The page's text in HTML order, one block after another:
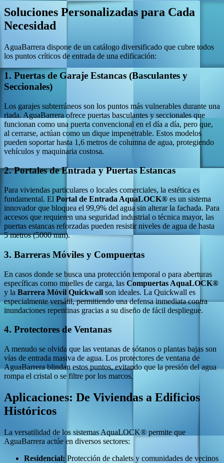
Soluciones Personalizadas para Cada
Necesidad
AguaBarrera dispone de un catálogo diversificado que cubre todos
los puntos críticos de entrada de una edificación:
1. Puertas de Garaje Estancas (Basculantes y
Seccionales)
Los garajes subterráneos son los puntos más vulnerables durante una
riada. AguaBarrera ofrece puertas basculantes y seccionales que
funcionan como una puerta convencional en el día a día, pero que,
al cerrarse, actúan como un dique impenetrable. Estos modelos
pueden soportar hasta 1,6 metros de columna de agua, protegiendo
vehículos y maquinaria costosa.
2. Portales de Entrada y Puertas Estancas
Para viviendas particulares o locales comerciales, la estética es
fundamental. El Portal de Entrada AquaLOCK® es un sistema
innovador que bloquea el 99,9% del agua sin alterar la fachada. Para
accesos que requieren una seguridad industrial o técnica mayor, las
puertas estancas reforzadas pueden resistir niveles de agua de hasta
5 metros (5000 mm).
3. Barreras Móviles y Compuertas
En casos donde se busca una protección temporal o para aberturas
específicas como muelles de carga, las Compuertas AquaLOCK®
y la Barrera Móvil Quickwall son ideales. La Quickwall es
especialmente versátil, permitiendo una defensa inmediata contra
inundaciones repentinas gracias a su diseño de fácil despliegue.
4. Protectores de Ventanas
A menudo se olvida que las ventanas de sótanos o plantas bajas son
vías de entrada masiva de agua. Los protectores de ventana de
AguaBarrera blindan estos puntos, evitando que la presión del agua
rompa el cristal o se filtre por los marcos.
Aplicaciones: De Viviendas a Edificios
Históricos
La versatilidad de los sistemas AquaLOCK® permite que
AguaBarrera actúe en diversos sectores:
Residencial: Protección de chalets y comunidades de vecinos